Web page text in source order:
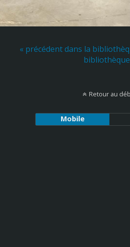
« précédent dans la
Retour au
Mobile